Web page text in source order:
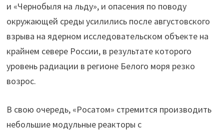
и «Чернобыля на льду», и опасения по поводу
окружающей среды усилились после августовского
взрыва на ядерном исследовательском объекте на
крайнем севере России, в результате которого
уровень радиации в регионе Белого моря резко
возрос.
В свою очередь, «Росатом» стремится производить
небольшие модульные реакторы с